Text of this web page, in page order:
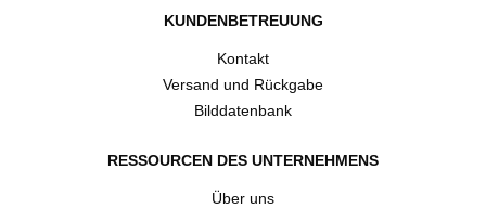
KUNDENBETREUUNG
Kontakt
Versand und Rückgabe
Bilddatenbank
RESSOURCEN DES UNTERNEHMENS
Über uns